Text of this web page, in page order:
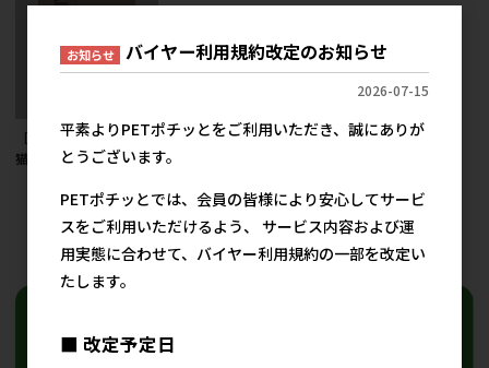
［マルカン］ナクラム
猫砂 5L
1,824円
19件中 1〜19件目
お知らせ バイヤー利用規約改定のお知らせ
2026-07-15
平素よりPETポチッとをご利用いただき、誠にありが
とうございます。
PETポチッとでは、会員の皆様により安心してサービ
スをご利用いただけるよう、 サービス内容および運
用実態に合わせて、バイヤー利用規約の一部を改定い
たします。
■ 改定予定日